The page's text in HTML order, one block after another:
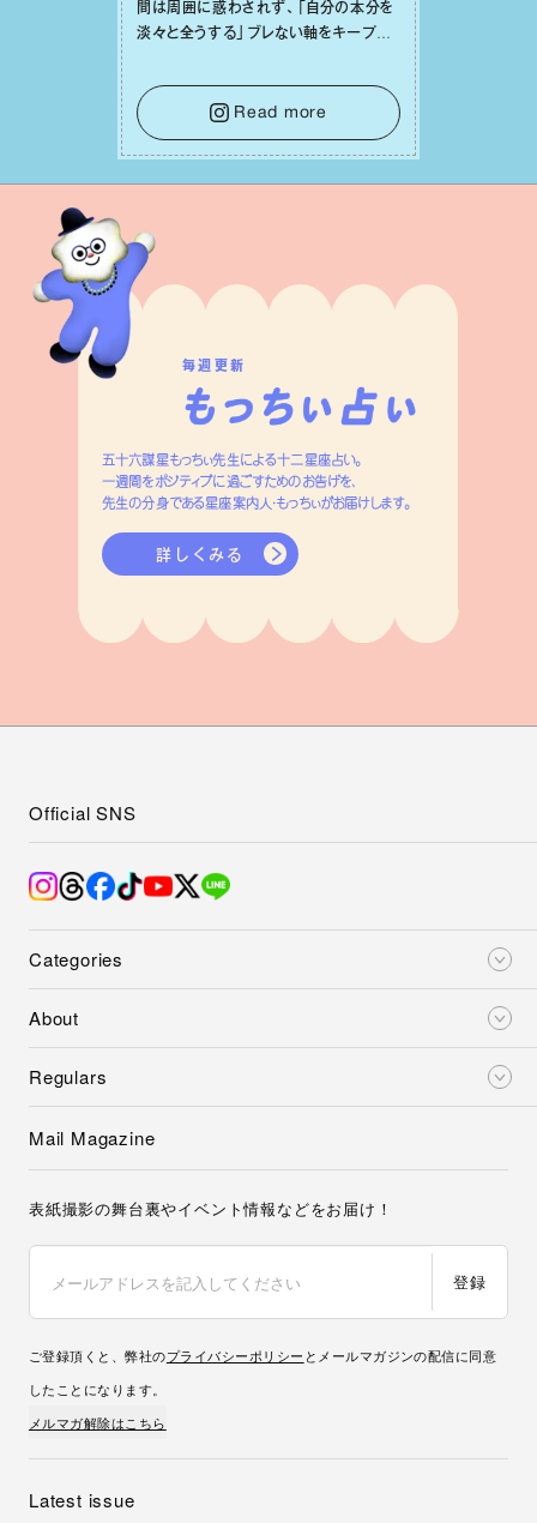
間は周囲に惑わされず、「⾃分の本分を
淡々と全うする」ブレない軸をキープし
⾔葉に流されないよう、⼼にしっかりブ
レーキをかけること。この意識の切り替
えが、あなたに確かな安⼼感をもたらす
はずです。
Read more
毎週更新
五十六謀星もっちぃ先生による十二星座占い。
一週間をポジティブに過ごすためのお告げを、
先生の分身である星座案内人・もっちぃがお届けします。
詳しくみる
Categories
About
Regulars
Official SNS
Mail Magazine
表紙撮影の舞台裏やイベント情報などをお届け！
登録
ご登録頂くと、弊社のプライバシーポリシー とメールマガジンの配信に同意
したことになります。
メルマガ解除はこちら
Latest issue